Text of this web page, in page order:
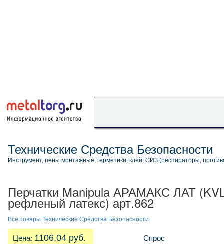
Технические Средства Безопасности
Инструмент, пены монтажные, герметики, клей, СИЗ (респираторы,
Перчатки Manipula АРАМАКС ЛАТ
рефленый латекс) арт.862
Все товары Технические Средства Безопасности
Цена: 1106,04 руб. Спрос